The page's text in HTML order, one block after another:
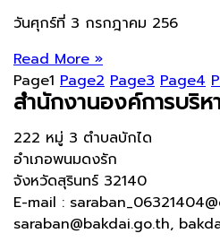
วันศุกร์ที่ 3 กรกฎาคม 256
Read More »
Page1 Page2 Page3 Page4
สำนักงานองค์การบริ
222 หมู่ 3 ตำบลบักได
อำเภอพนมดงรัก
จังหวัดสุรินทร์ 32140
E-mail :
saraban@bakdai.go.th,